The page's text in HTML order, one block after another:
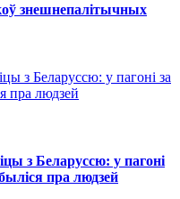
знешнепалітычных
з Беларуссю: у пагоні
пра людзей